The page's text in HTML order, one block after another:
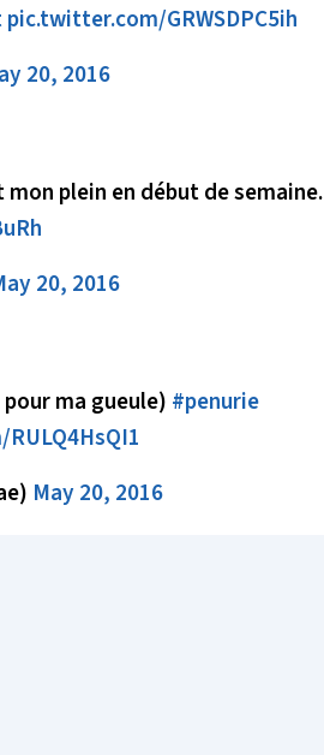
pic.twitter.com/GRWSDPC5ih
20, 2016
plein en début de semaine.
20, 2016
ma gueule) #penurie
May 20, 2016